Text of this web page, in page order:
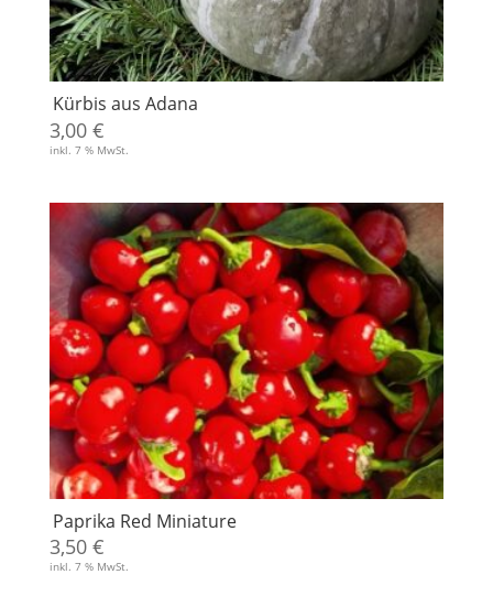
Kürbis aus Adana
3,00 €
inkl. 7 % MwSt.
Paprika Red Miniature
3,50 €
inkl. 7 % MwSt.